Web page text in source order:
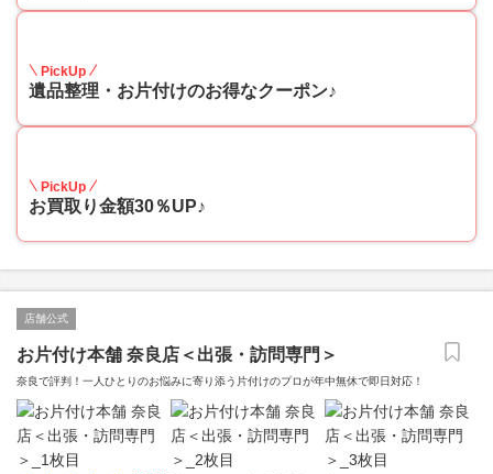
PickUp
遺品整理・お片付けのお得なクーポン♪
PickUp
お買取り金額30％UP♪
店舗公式
お片付け本舗 奈良店＜出張・訪問専門＞
奈良で評判！一人ひとりのお悩みに寄り添う片付けのプロが年中無休で即日対応！